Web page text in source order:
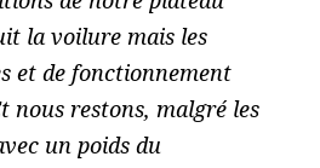
la voilure mais les
et de fonctionnement
nous restons, malgré les
un poids du